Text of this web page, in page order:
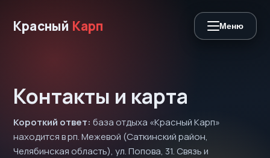
Красный Карп Меню
Контакты и карта
Короткий ответ: база отдыха «Красный Карп»
находится в рп. Межевой (Саткинский район,
Челябинская область), ул. Попова, 31. Связь и